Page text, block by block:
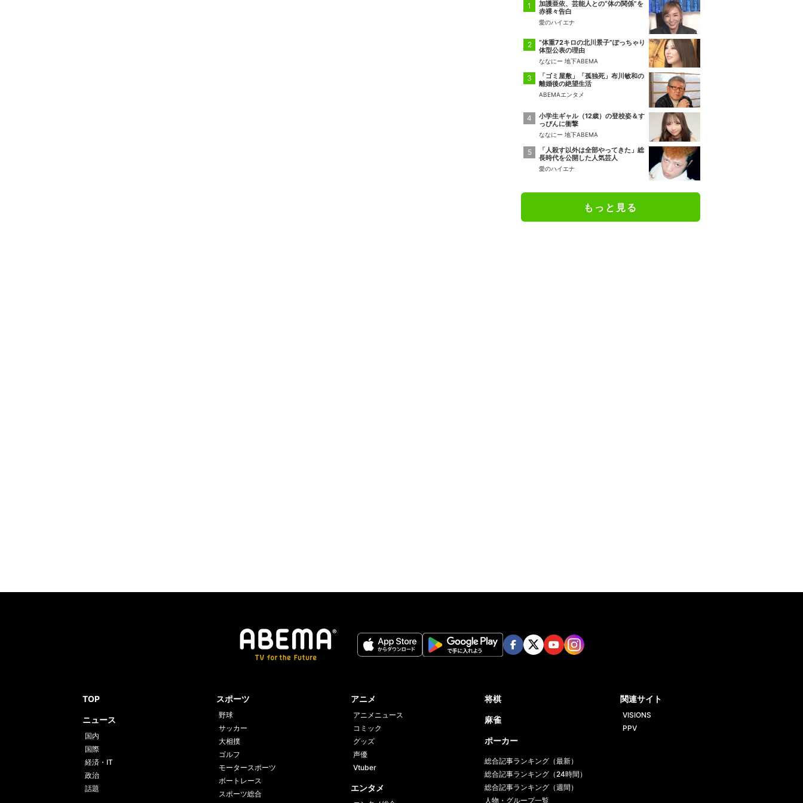
加護亜依、芸能人との“体の関係”を
赤裸々告白
愛のハイエナ
“体重72キロの北川景子”ぽっちゃり
体型公表の理由
ななにー 地下ABEMA
「ゴミ屋敷」「孤独死」布川敏和の
離婚後の絶望生活
ABEMAエンタメ
小学生ギャル（12歳）の登校姿＆す
っぴんに衝撃
ななにー 地下ABEMA
「人殺す以外は全部やってきた」総
長時代を公開した人気芸人
愛のハイエナ
もっと見る
TOP
ニュース
国内
国際
経済・IT
政治
話題
スポーツ
野球
サッカー
大相撲
ゴルフ
モータースポーツ
ボートレース
スポーツ総合
アニメ
アニメニュース
コミック
グッズ
声優
Vtuber
エンタメ
将棋
麻雀
ポーカー
総合記事ランキング（最新）
総合記事ランキング（24時間）
総合記事ランキング（週間）
人物・グループ一覧
関連サイト
VISIONS
PPV